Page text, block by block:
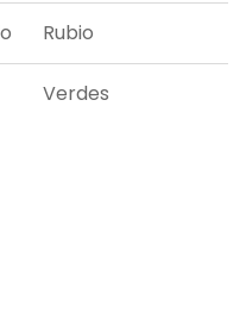
Rubio
Verdes